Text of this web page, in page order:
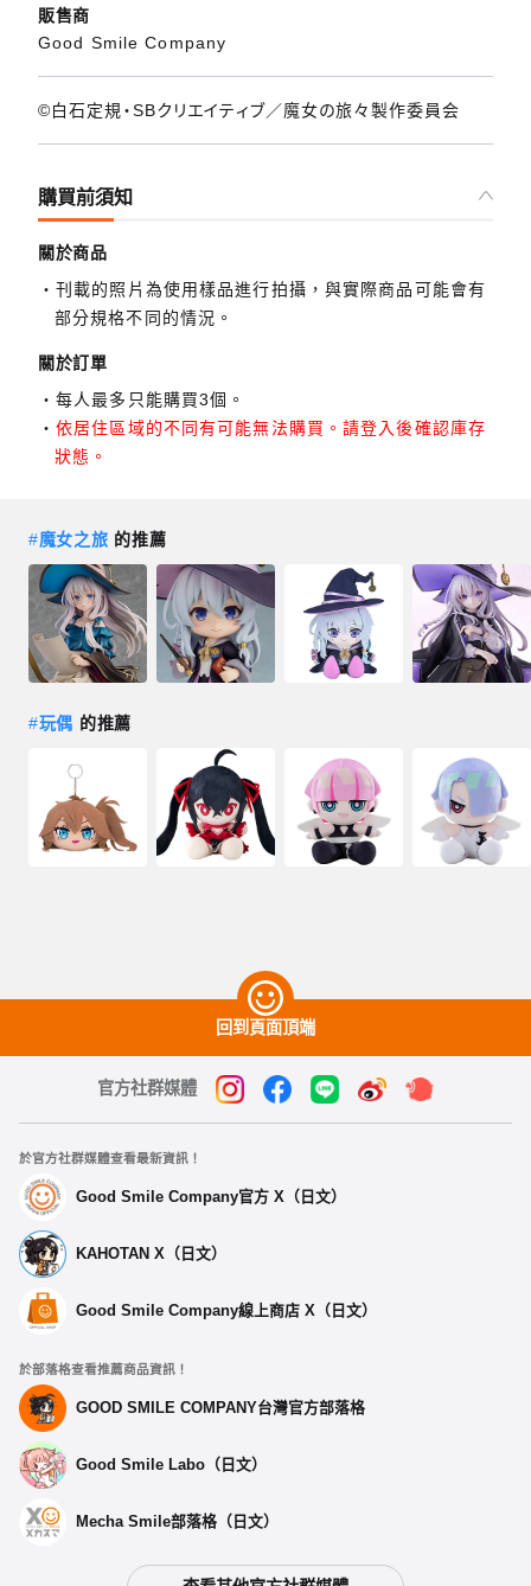
販售商
Good Smile Company
©白石定規・SBクリエイティブ／魔女の旅々製作委員会
購買前須知
關於商品
刊載的照片為使用樣品進行拍攝，與實際商品可能會有
部分規格不同的情況。
關於訂單
每人最多只能購買3個。
依居住區域的不同有可能無法購買。請登入後確認庫存
狀態。
#魔女之旅 的推薦
#玩偶 的推薦
回到頁面頂端
官方社群媒體
於官方社群媒體查看最新資訊！
Good Smile Company官方 X（日文）
KAHOTAN X（日文）
Good Smile Company線上商店 X（日文）
於部落格查看推薦商品資訊！
GOOD SMILE COMPANY台灣官方部落格
Good Smile Labo（日文）
Mecha Smile部落格（日文）